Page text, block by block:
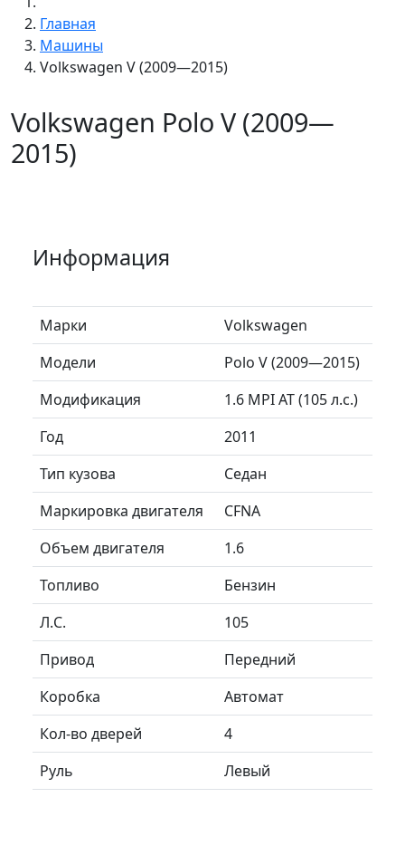
Главная
Машины
Volkswagen V (2009—2015)
Volkswagen Polo V (2009—
2015)
Информация
Марки
Volkswagen
Модели
Polo V (2009—2015)
Модификация
1.6 MPI AT (105 л.с.)
Год
2011
Тип кузова
Седан
Маркировка двигателя
CFNA
Объем двигателя
1.6
Топливо
Бензин
Л.C.
105
Привод
Передний
Коробка
Автомат
Кол-во дверей
4
Руль
Левый